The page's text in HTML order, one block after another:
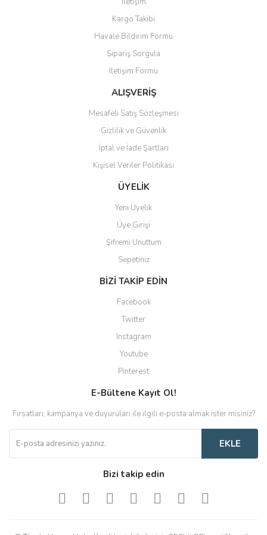
Yorum Yaz
Ürün resmi kalitesiz, bozuk veya görüntülenemiyor.
Ürün açıklamasında eksik bilgiler bulunuyor.
Ürün bilgilerinde hatalar bulunuyor.
Ürün fiyatı diğer sitelerden daha pahalı.
Bu ürüne benzer farklı alternatifler olmalı.
Gönder
Kargo Takibi
Havale Bildirim Formu
Sipariş Sorgula
İletişim Formu
ALIŞVERİŞ
Mesafeli Satış Sözleşmesi
Gizlilik ve Güvenlik
İptal ve İade Şartları
Kişisel Veriler Politikası
ÜYELİK
Yeni Üyelik
Üye Girişi
Şifremi Unuttum
Sepetiniz
BİZİ TAKİP EDİN
Facebook
Twitter
Instagram
Youtube
Pinterest
E-Bültene Kayıt Ol!
Fırsatları, kampanya ve duyuruları ile ilgili e-posta almak ister misiniz?
EKLE
Bizi takip edin